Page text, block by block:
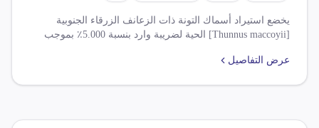
يخضع استيراد أسماك التونة ذات الزعانف الزرقاء الجنوبية
[Thunnus maccoyii] الحية لضريبة وارد بنسبة 5.000٪ بموجب
العامة (GSTP). لا يُعفى هذا الصنف من ضريبة القيمة المضافة
المستورد من مياه المحيط الهادي قبالة شواطئ ولاية أوريغون
عرض التفاصيل